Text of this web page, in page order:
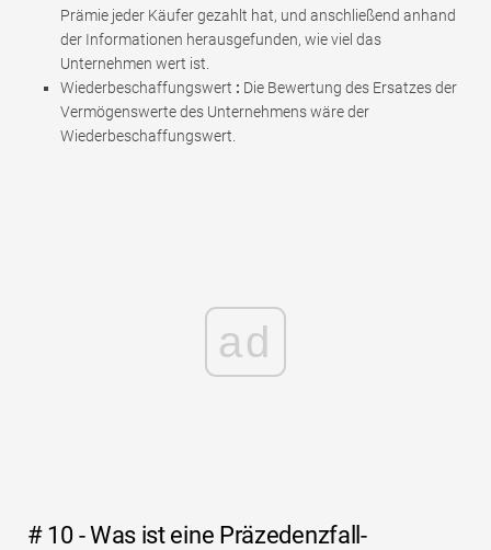
Prämie jeder Käufer gezahlt hat, und anschließend anhand
der Informationen herausgefunden, wie viel das
Unternehmen wert ist.
Wiederbeschaffungswert : Die Bewertung des Ersatzes der
Vermögenswerte des Unternehmens wäre der
Wiederbeschaffungswert.
ad
# 10 - Was ist eine Präzedenzfall-